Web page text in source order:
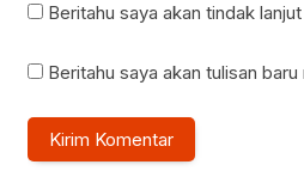
Beritahu saya akan tindak
Beritahu saya akan tulisan baru